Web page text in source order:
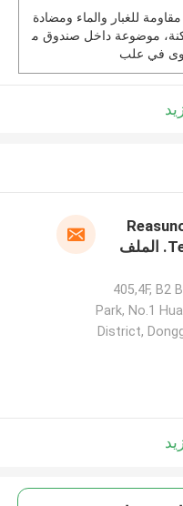
مقاومة للغبار والماء ومضادة
موضوعة داخل صندوق م
في علب
Technology Co., Ltd. الملف
405,4F, B2
Park, No.1
District,